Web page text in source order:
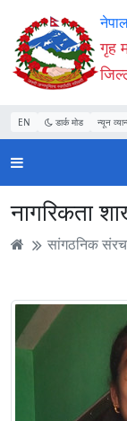
Accessibility
Mode
सुरु
गर्नुहोस्
सामाग्री
पढ्नुहाेस्
नेभिगेसन
पढ्नुहाेस्
वेबसाइट
खोजमा
जानुहोस्
गृह
EN डार्क मोड न्यून
नागरिकता
सांगठनिक